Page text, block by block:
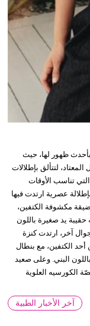
بأحدث ظهور لها، حيث
لتتألق بإطلالات
تناسب الأوقات
عصرية ارتدت فيها
مكشوفة الكتفين،
يد صغيرة باللون
آخر، ارتدت كنزة
الكتفين، مع بنطال
البني. وعلى صعيد
الكورسيه العلوية
آخر الأخبار الطبية